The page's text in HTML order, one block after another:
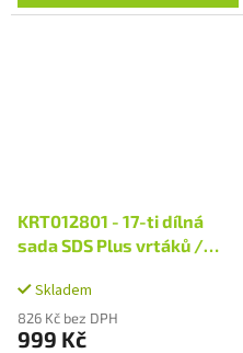
KRT012801 - 17-ti dílná
sada SDS Plus vrtáků /
Skladem
826 Kč bez DPH
999 Kč